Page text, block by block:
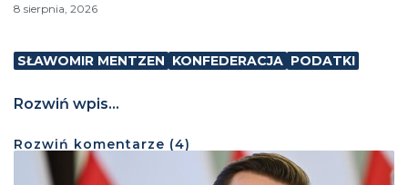
8 sierpnia, 2026
SŁAWOMIR MENTZEN KONFEDERACJA PODATKI
Rozwiń wpis...
Rozwiń komentarze (4)